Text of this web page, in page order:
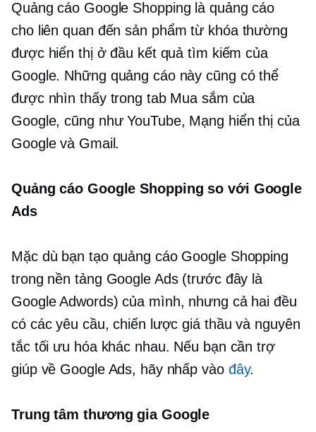
Quảng cáo Google Shopping là quảng cáo
cho liên quan đến sản phẩm từ khóa thường
được hiển thị ở đầu kết quả tìm kiếm của
Google. Những quảng cáo này cũng có thể
được nhìn thấy trong tab Mua sắm của
Google, cũng như YouTube, Mạng hiển thị của
Google và Gmail.
Quảng cáo Google Shopping so với Google
Ads
Mặc dù bạn tạo quảng cáo Google Shopping
trong nền tảng Google Ads (trước đây là
Google Adwords) của mình, nhưng cả hai đều
có các yêu cầu, chiến lược giá thầu và nguyên
tắc tối ưu hóa khác nhau. Nếu bạn cần trợ
giúp về Google Ads, hãy nhấp vào đây.
Trung tâm thương gia Google